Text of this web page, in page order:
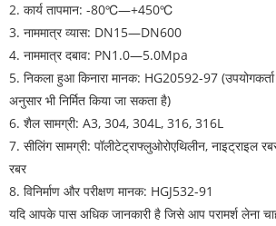
2. कार्य तापमान: -80℃—+450℃
3. नाममात्र व्यास: DN15—DN600
4. नाममात्र दबाव: PN1.0—5.0Mpa
5. निकला हुआ किनारा मानक: HG20592-97
अनुसार भी निर्मित किया जा सकता है)
6. शैल सामग्री: A3, 304, 304L, 316, 316L
7. सीलिंग सामग्री: पॉलीटेट्राफ्लुओरोएथिलीन, नाइट्राइल
रबर
8. विनिर्माण और परीक्षण मानक: HGJ532-91
यदि आपके पास अधिक जानकारी है जिसे आप परामर्श लेना